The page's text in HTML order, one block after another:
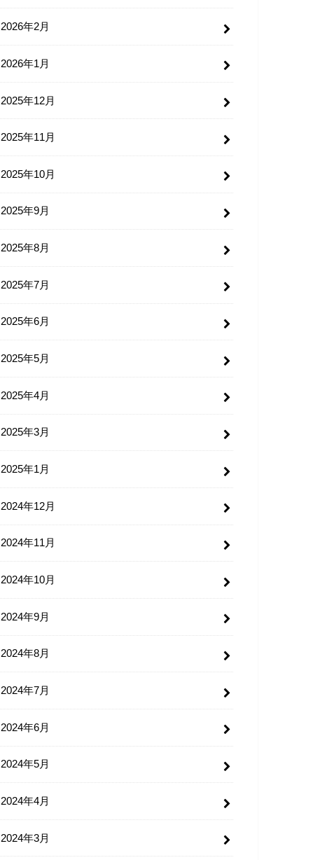
2026年2月
2026年1月
2025年12月
2025年11月
2025年10月
2025年9月
2025年8月
2025年7月
2025年6月
2025年5月
2025年4月
2025年3月
2025年1月
2024年12月
2024年11月
2024年10月
2024年9月
2024年8月
2024年7月
2024年6月
2024年5月
2024年4月
2024年3月